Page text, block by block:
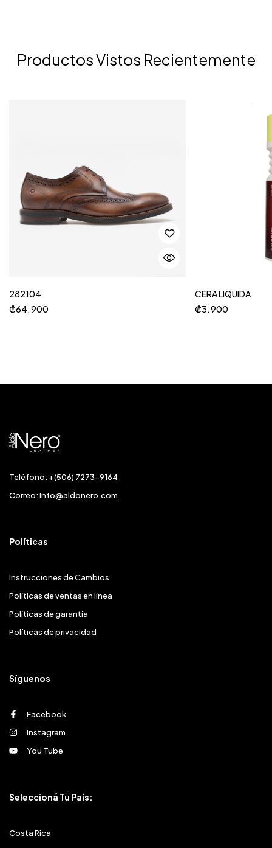
Productos Vistos Recientemente
282104
₡64, 900
CERA LIQUIDA
₡3, 900
Teléfono: +(506) 7273-9164
Correo:Info@aldonero.com
Políticas
Instrucciones de Cambios
Políticas de ventas en línea
Políticas de garantía
Políticas de privacidad
Síguenos
Facebook
Instagram
You Tube
Seleccioná Tu País:
Costa Rica